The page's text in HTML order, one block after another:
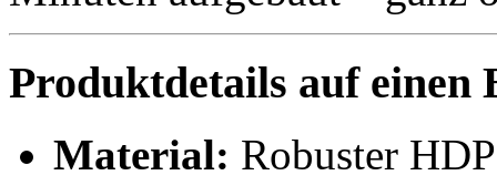
Produktdetails auf einen
Material: Robuster